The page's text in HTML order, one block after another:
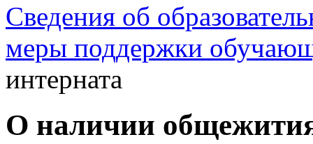
Сведения об
меры поддержки
интерната
О наличии